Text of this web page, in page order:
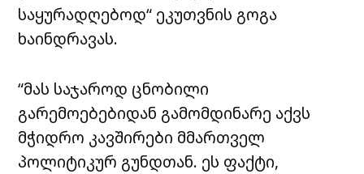
საყურადღებოდ“ ეკუთვნის გოგა
ხაინდრავას.
“მას საჯაროდ ცნობილი
გარემოებებიდან გამომდინარე აქვს
მჭიდრო კავშირები მმართველ
პოლიტიკურ გუნდთან. ეს ფაქტი,